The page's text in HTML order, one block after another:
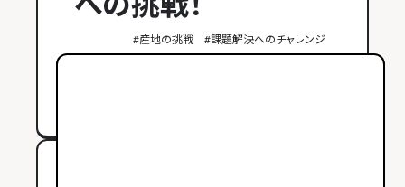
#産地の挑戦 #課題解決へのチャレンジ